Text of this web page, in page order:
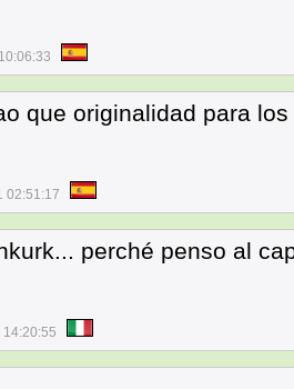
que originalidad para
02:51:17
perché penso al
14:20:55